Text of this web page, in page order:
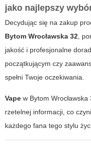
jako najlepszy
Decydując się na zakup
Bytom Wrocławska 32 ,
jakość i profesjonalne
początkującym czy
spełni Twoje oczekiwania.
Vape w Bytom Wrocławska
rzetelnej informacji, co
każdego fana tego stylu